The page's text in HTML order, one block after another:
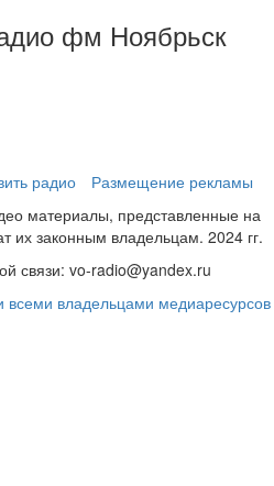
фм Ноябрьск
радио
Размещение рекламы
материалы, представленные на
их законным владельцам. 2024 гг.
связи: vo-radio@yandex.ru
всеми владельцами медиаресурсов